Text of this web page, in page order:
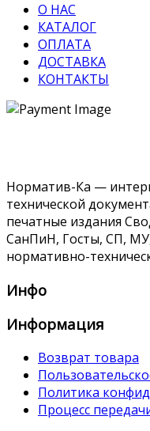
О НАС
КАТАЛОГ
ОПЛАТА
ДОСТАВКА
КОНТАКТЫ
Норматив-Ка —
технической
печатные издания
СанПиН, Госты, СП,
нормативно-
Инфо
Информация
Возврат товара
Политика
Процесс